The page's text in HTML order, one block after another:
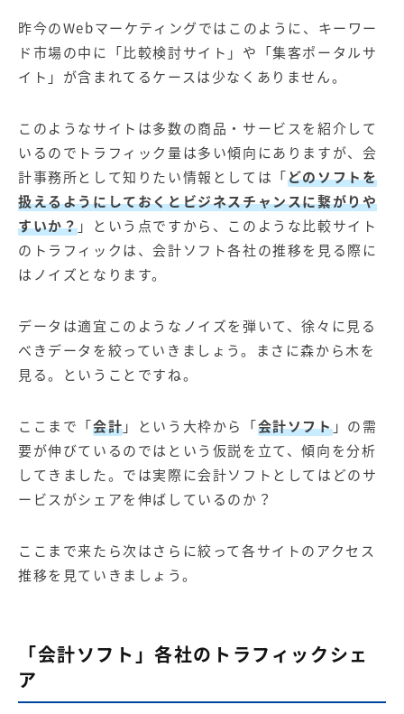
昨今のWebマーケティングではこのように、キーワー
ド市場の中に「比較検討サイト」や「集客ポータルサ
イト」が含まれてるケースは少なくありません。
このようなサイトは多数の商品・サービスを紹介して
いるのでトラフィック量は多い傾向にありますが、会
計事務所として知りたい情報としては「どのソフトを
扱えるようにしておくとビジネスチャンスに繋がりや
すいか？」という点ですから、このような比較サイト
のトラフィックは、会計ソフト各社の推移を見る際に
はノイズとなります。
データは適宜このようなノイズを弾いて、徐々に見る
べきデータを絞っていきましょう。まさに森から木を
見る。ということですね。
ここまで「会計」という大枠から「会計ソフト」の需
要が伸びているのではという仮説を立て、傾向を分析
してきました。では実際に会計ソフトとしてはどのサ
ービスがシェアを伸ばしているのか？
ここまで来たら次はさらに絞って各サイトのアクセス
推移を見ていきましょう。
「会計ソフト」各社のトラフィックシェ
ア